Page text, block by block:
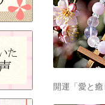
開運「愛と癒